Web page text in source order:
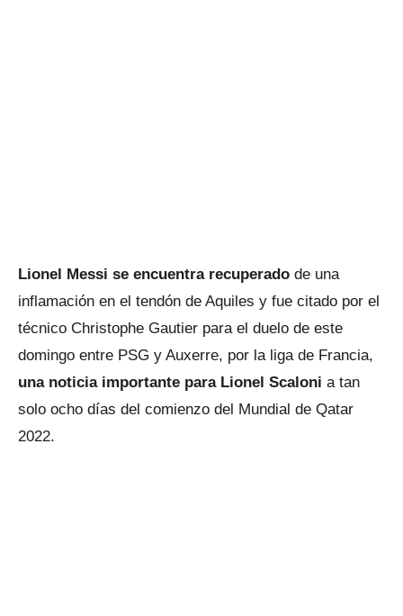
Lionel Messi se encuentra recuperado de una
inflamación en el tendón de Aquiles y fue citado por el
técnico Christophe Gautier para el duelo de este
domingo entre PSG y Auxerre, por la liga de Francia,
una noticia importante para Lionel Scaloni a tan
solo ocho días del comienzo del Mundial de Qatar
2022.